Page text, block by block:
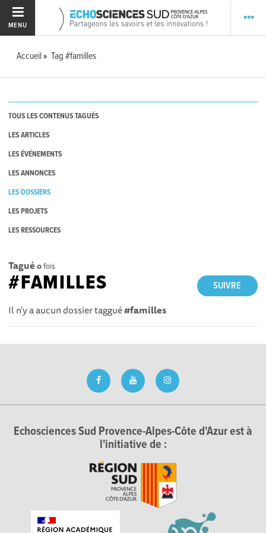
MENU
Accueil Tag #familles
TOUS LES CONTENUS TAGUÉS
LES ARTICLES
LES ÉVÉNEMENTS
LES ANNONCES
LES DOSSIERS
LES PROJETS
LES RESSOURCES
Tagué 0fois
SUIVRE
#FAMILLES
Il n'y a aucun dossier taggué#familles
Echosciences Sud Provence-Alpes-Côte d'Azur est à
l'initiative de :